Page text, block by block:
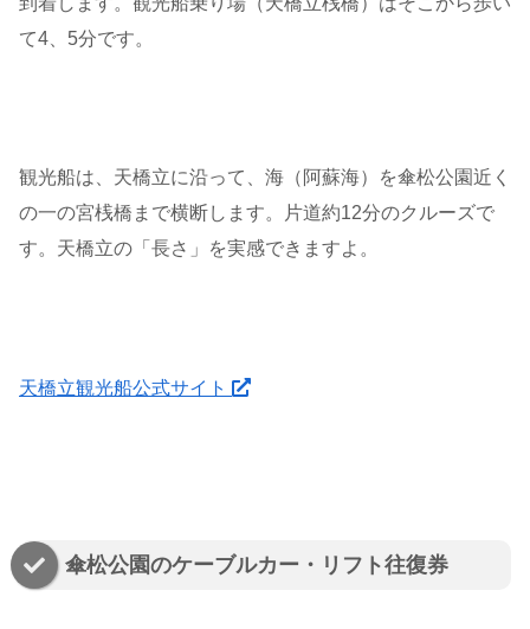
て4、5分です。
観光船は、天橋立に沿って、海（阿蘇海）を傘松公園近く
の一の宮桟橋まで横断します。片道約12分のクルーズで
す。天橋立の「長さ」を実感できますよ。
天橋立観光船公式サイト
傘松公園のケーブルカー・リフト往復券